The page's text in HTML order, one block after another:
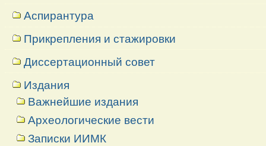
Аспирантура
Прикрепления и стажировки
Диссертационный совет
Издания
Важнейшие издания
Археологические вести
Записки ИИМК